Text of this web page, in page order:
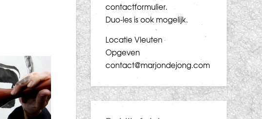
contactformulier.
Duo-les is ook mogelijk.
Locatie Vleuten
Opgeven
contact@marjondejong.com